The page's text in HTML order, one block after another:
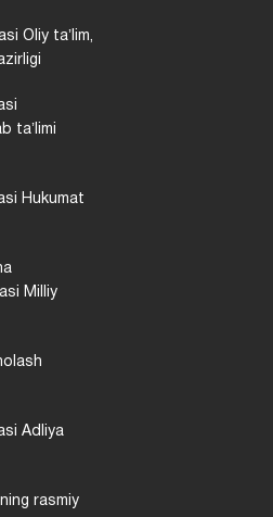
Oliy taʼlim,
taʼlimi
Hukumat
Milliy
Adliya
rasmiy